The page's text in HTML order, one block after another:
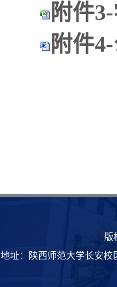
附件
附件
版
地址：陕西师范大学长安校